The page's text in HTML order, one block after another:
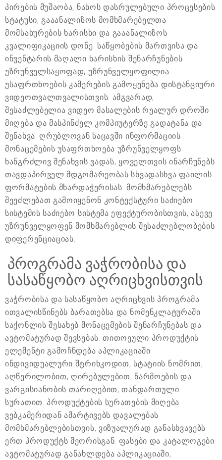
პირების მუშაობა, ნახოს დასრულებული პროცესების
სტატუსი, გააანალიზოს მომხმარებელთა
მომსახურების ხარისხი და გააანალიზოს
კვალიფიკაციის დონე. საწყობების მართვისა და
ინვენტარის მაღალი ხარისხის შენარჩუნების
უზრუნველსაყოფად, უზრუნველყოფილია
უსაფრთხოების კამერების გამოყენება დისტანციური
ვიდეოთვალთვალისთვის. ამგვარად,
შესაძლებელია ვიდეო მასალების რეალურ დროში
მიღება და მასპინძელ კომპიუტერზე გადატანა და
შენახვა. ღრუბლოვან საცავში ინფორმაციის
მონაცემების უსაფრთხოება უზრუნველყოფს
ხანგრძლივ შენახვის ვადას, ყოველთვის ინარჩუნებს
თავდაპირველ მდგომარეობას სხვადასხვა ფაილის
ფორმატების მხარდაჭერისას. მომხმარებლებს
შეეძლებათ გამოიყენონ კონტექსტური საძიებო
სისტემის საძიებო სისტემა ეფექტურობისთვის, ასევე
უზრუნველყოფენ მომხმარებლის შესაძლებლობების
დიფერენციაციას.
პროგრამა ვაჭრობისა და
სასაწყობო აღრიცხვისთვის
ვაჭრობისა და სასაწყობო აღრიცხვის პროგრამა
ითვალისწინებს ბარათებსა და ნომენკლატურაში
საქონლის შესახებ მონაცემების შენარჩუნებას და
ავტომატურად შევსებას. თითოეული პროდუქტის
ელემენტი გამოჩნდება აპლიკაციაში
ინდივიდუალური შტრიხკოდით, სტატიის ნომრით,
აღწერილობით, ღირებულებით, წარმოების და
ვარგისიანობის თარიღებით, თანდართული
სურათით. პროდუქტების სურათების მიღება
ვებკამერიდან ამარტივებს დავალებას
მომხმარებლებისთვის, ვიზუალურად განასხვავებს
ერთ პროდუქტს მეორისგან. ფასები და კატალოგები
ავტომატურად განახლდება აპლიკაციაში,